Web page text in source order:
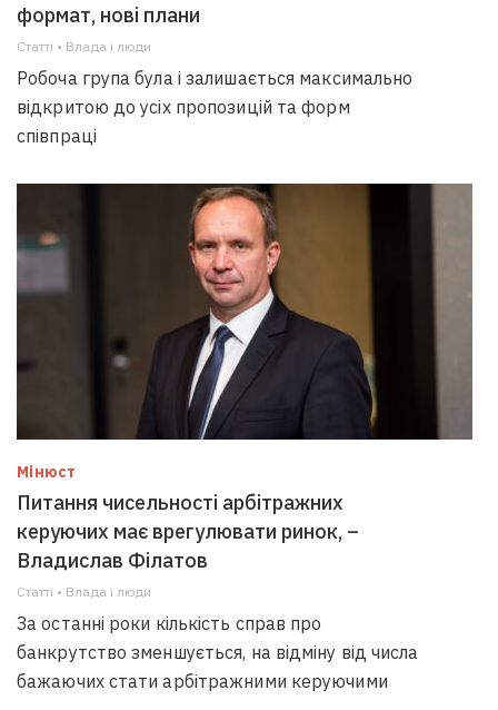
формат, нові плани
Статті • Влада i люди
Робоча група була і залишається максимально
відкритою до усіх пропозицій та форм
співпраці
Мінюст
Питання чисельності арбітражних
керуючих має врегулювати ринок, –
Владислав Філатов
Статті • Влада i люди
За останні роки кількість справ про
банкрутство зменшується, на відміну від числа
бажаючих стати арбітражними керуючими